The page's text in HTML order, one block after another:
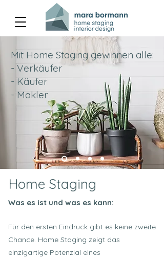
Mit Home Staging gewinnen alle:
- Verkäufer
- Käufer
- Makler
Home Staging
Was es ist und was es kann:
Für den ersten Eindruck gibt es keine zweite
Chance. Home Staging zeigt das
einzigartige Potenzial eines